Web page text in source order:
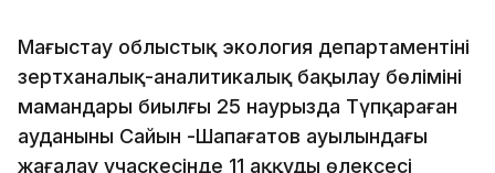
Маңғыстау облыстық экология департаментінің
зертханалық-аналитикалық бақылау бөлімінің
мамандары биылғы 25 наурызда Түпқараған
ауданының Сайын -Шапағатов ауылындағы
жағалау учаскесінде 11 аққудың өлексесі